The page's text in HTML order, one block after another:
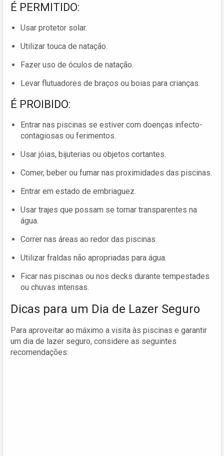
É PERMITIDO:
Usar protetor solar.
Utilizar touca de natação.
Fazer uso de óculos de natação.
Levar flutuadores de braços ou boias para crianças.
É PROIBIDO:
Entrar nas piscinas se estiver com doenças infecto-
contagiosas ou ferimentos.
Usar jóias, bijuterias ou objetos cortantes.
Comer, beber ou fumar nas proximidades das piscinas.
Entrar em estado de embriaguez.
Usar trajes que possam se tornar transparentes na
água.
Correr nas áreas ao redor das piscinas.
Utilizar fraldas não apropriadas para água.
Ficar nas piscinas ou nos decks durante tempestades
ou chuvas intensas.
Dicas para um Dia de Lazer Seguro
Para aproveitar ao máximo a visita às piscinas e garantir
um dia de lazer seguro, considere as seguintes
recomendações: